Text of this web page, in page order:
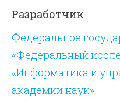
Разработчик
Федеральное
«Федеральный
«Информатика и
академии наук»